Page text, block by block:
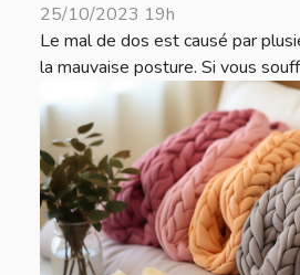
25/10/2023 19h
Le mal de dos est causé par
la mauvaise posture. Si vous